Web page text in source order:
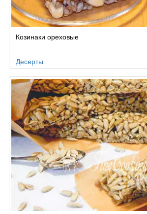
Козинаки ореховые
Десерты